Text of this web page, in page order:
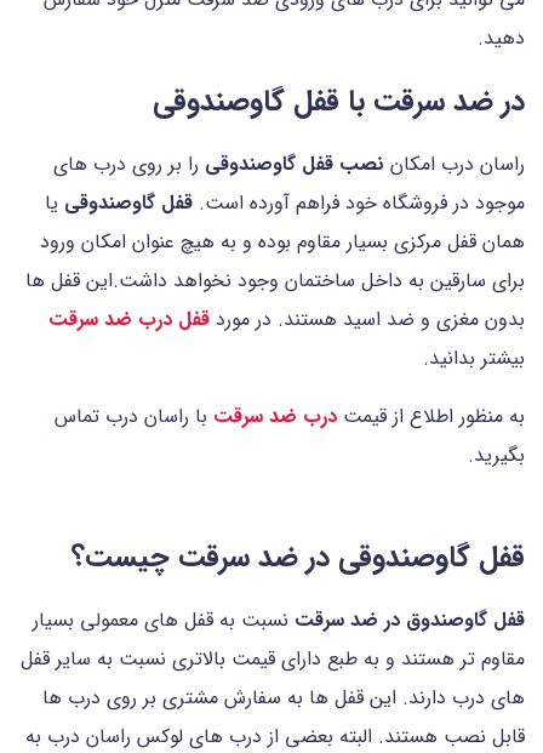
دهید.
در ضد سرقت با قفل گاوصندوقی
راسان درب امکان نصب قفل گاوصندوقی را بر روی درب های
موجود در فروشگاه خود فراهم آورده است. قفل گاوصندوقی یا
همان قفل مرکزی بسیار مقاوم بوده و به هیچ عنوان امکان ورود
برای سارقین به داخل ساختمان وجود نخواهد داشت.این قفل ها
بدون مغزی و ضد اسید هستند. در مورد قفل درب ضد سرقت
بیشتر بدانید.
به منظور اطلاع از قیمت درب ضد سرقت با راسان درب تماس
بگیرید.
قفل گاوصندوقی در ضد سرقت چیست؟
قفل گاوصندوق در ضد سرقت نسبت به قفل های معمولی بسیار
مقاوم تر هستند و به طبع دارای قیمت بالاتری نسبت به سایر قفل
های درب دارند. این قفل ها به سفارش مشتری بر روی درب ها
قابل نصب هستند. البته بعضی از درب های لوکس راسان درب به